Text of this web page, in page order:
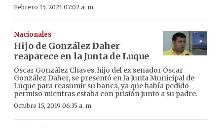
Febrero 15, 2021 07:02 a. m.
Nacionales
Hijo de González Daher
reaparece en la Junta de Luque
Óscar González Chaves, hijo del ex senador Óscar
González Daher, se presentó en la Junta Municipal de
Luque para reasumir su banca, ya que había pedido
permiso mientras estaba con prisión junto a su padre.
Octubre 15, 2019 06:35 a. m.